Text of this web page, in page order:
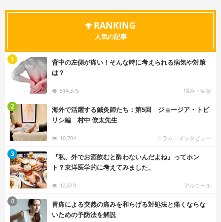
RANKING
人気の記事
背中の左側が痛い！そんな時に考えられる病気や対策
は？
514,375 悩み・症状
1
海外で活躍する鍼灸師たち：第5回 ジョージア・トビ
リシ編 村中 僚太先生
10,704 コラム・インタビュー
2
『私、外でお酒飲むと酔わないんだよね』ってホン
ト？東洋医学的に考えてみました。
12,619 アルコール
3
胃痛による突然の痛みを和らげる対処法と痛くならな
いための予防法を解説
4